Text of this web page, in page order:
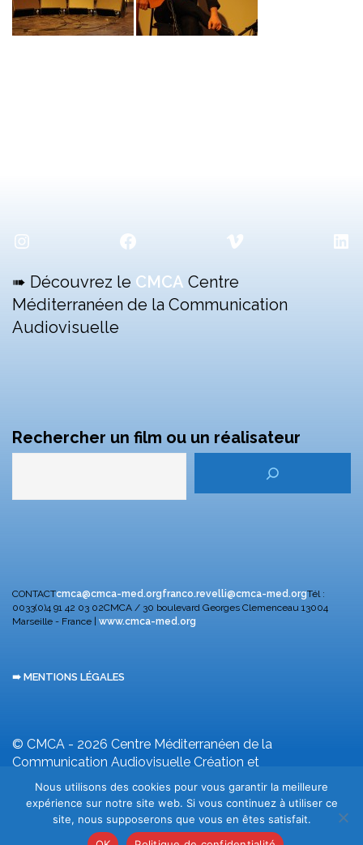
Instagram Facebook Vimeo
➠ Découvrez le CMCA Centre
Méditerranéen de la Communication
Audiovisuelle
Rechercher un film ou un réalisateur
CONTACTcmca@cmca-med.orgfranco.revelli@cmca-med.orgTél :
0033(0)4 91 42 03 02CMCA / 30 boulevard Georges Clemenceau 13004
Marseille - France | www.cmca-med.org
➠ MENTIONS LÉGALES
© CMCA - 2026 Centre Méditerranéen de la
Communication Audiovisuelle Création et
développement F. Revelli
Nous utilisons des cookies pour vous garantir la meilleure
expérience sur notre site web. Si vous continuez à utiliser ce
site, nous supposerons que vous en êtes satisfait.